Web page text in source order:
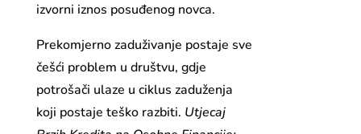
izvorni iznos posuđenog novca.
Prekomjerno zaduživanje postaje sve
češći problem u društvu, gdje
potrošači ulaze u ciklus zaduženja
koji postaje teško razbiti. Utjecaj